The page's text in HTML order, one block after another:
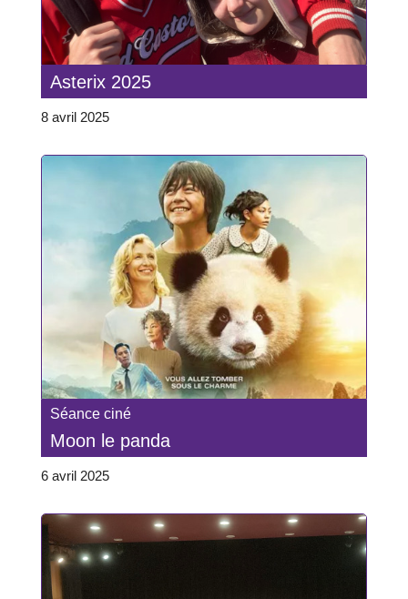
Asterix 2025
8 avril 2025
Séance ciné
Moon le panda
6 avril 2025